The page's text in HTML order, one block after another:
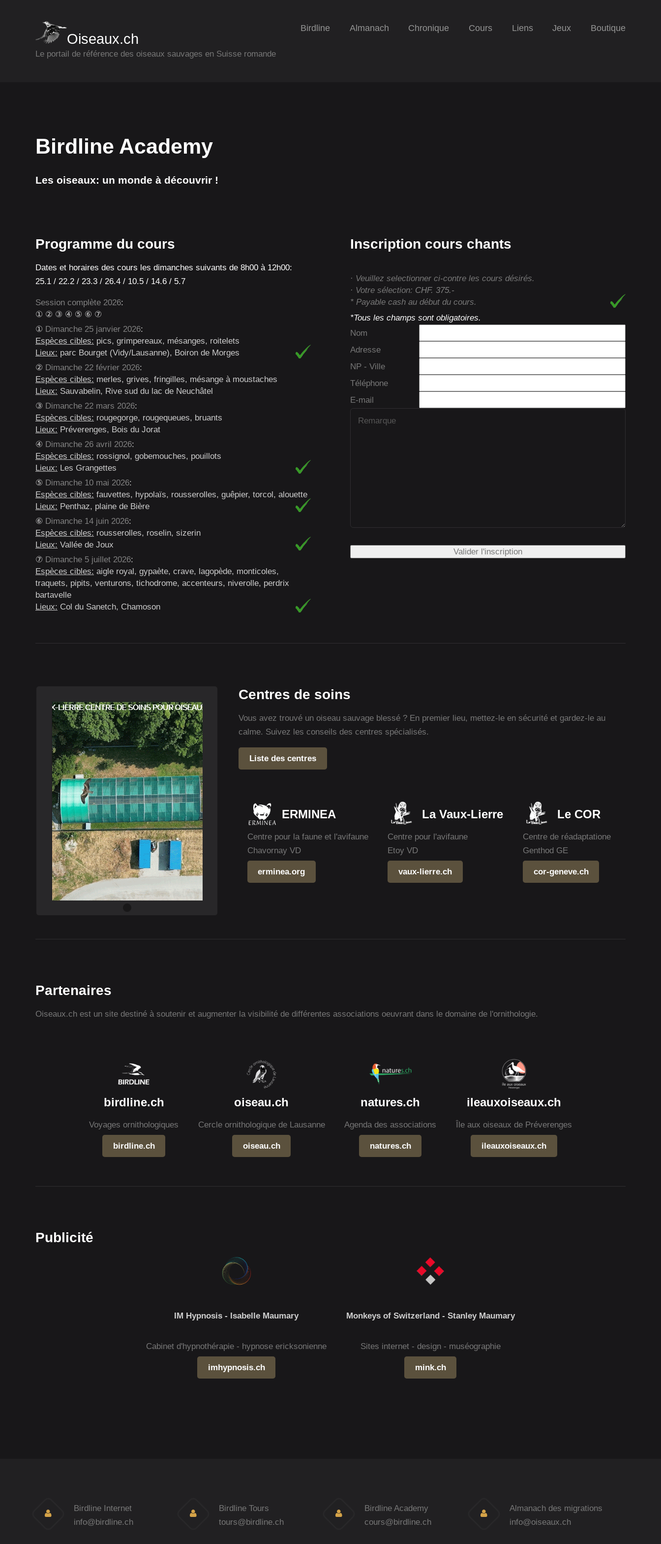
Oiseaux.ch
Le portail de référence des oiseaux sauvages en Suisse romande
Birdline Almanach Chronique Cours Liens Jeux Boutique
Birdline Academy
Les oiseaux: un monde à découvrir !
Programme du cours
Dates et horaires des cours les dimanches suivants de 8h00 à 12h00:
25.1 / 22.2 / 23.3 / 26.4 / 10.5 / 14.6 / 5.7
Session complète 2026:
① ② ③ ④ ⑤ ⑥ ⑦
① Dimanche 25 janvier 2026:
Espèces cibles: pics, grimpereaux, mésanges, roitelets
Lieux: parc Bourget (Vidy/Lausanne), Boiron de Morges
② Dimanche 22 février 2026:
Espèces cibles: merles, grives, fringilles, mésange à moustaches
Lieux: Sauvabelin, Rive sud du lac de Neuchâtel
③ Dimanche 22 mars 2026:
Espèces cibles: rougegorge, rougequeues, bruants
Lieux: Préverenges, Bois du Jorat
④ Dimanche 26 avril 2026:
Espèces cibles: rossignol, gobemouches, pouillots
Lieux: Les Grangettes
⑤ Dimanche 10 mai 2026:
Espèces cibles: fauvettes, hypolaïs, rousserolles, guêpier, torcol, alouette
Lieux: Penthaz, plaine de Bière
⑥ Dimanche 14 juin 2026:
Espèces cibles: rousserolles, roselin, sizerin
Lieux: Vallée de Joux
⑦ Dimanche 5 juillet 2026:
Espèces cibles: aigle royal, gypaète, crave, lagopède, monticoles,
traquets, pipits, venturons, tichodrome, accenteurs, niverolle, perdrix
bartavelle
Lieux: Col du Sanetch, Chamoson
Inscription cours chants
· Veuillez selectionner ci-contre les cours désirés.
· Votre sélection: CHF. 375.-
* Payable cash au début du cours.
*Tous les champs sont obligatoires.
Nom
Adresse
NP - Ville
Téléphone
E-mail
Centres de soins
Vous avez trouvé un oiseau sauvage blessé ? En premier lieu, mettez-le en sécurité et gardez-le au
calme. Suivez les conseils des centres spécialisés.
Liste des centres
ERMINEA
Centre pour la faune et l'avifaune
Chavornay VD
erminea.org
La Vaux-Lierre
Centre pour l'avifaune
Etoy VD
vaux-lierre.ch
Le COR
Centre de réadaptatione
Genthod GE
cor-geneve.ch
Partenaires
Oiseaux.ch est un site destiné à soutenir et augmenter la visibilité de différentes associations oeuvrant dans le domaine de l'ornithologie.
birdline.ch
Voyages ornithologiques
birdline.ch
oiseau.ch
Cercle ornithologique de Lausanne
oiseau.ch
natures.ch
Agenda des associations
natures.ch
ileauxoiseaux.ch
Île aux oiseaux de Préverenges
ileauxoiseaux.ch
Publicité
IM Hypnosis - Isabelle Maumary
Cabinet d'hypnothérapie - hypnose ericksonienne
imhypnosis.ch
Monkeys of Switzerland - Stanley Maumary
Sites internet - design - muséographie
mink.ch
Birdline Internet
info@birdline.ch
Birdline Tours
tours@birdline.ch
Birdline Academy
cours@birdline.ch
Almanach des migrations
info@oiseaux.ch